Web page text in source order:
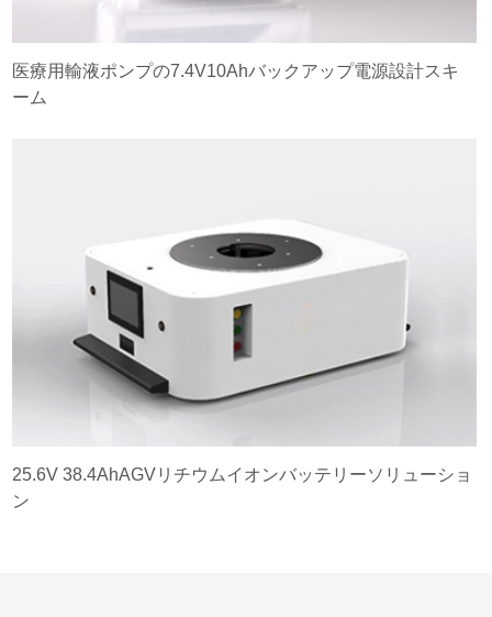
医療用輸液ポンプの7.4V10Ahバックアップ電源設計スキ
ーム
25.6V 38.4AhAGVリチウムイオンバッテリーソリューショ
ン